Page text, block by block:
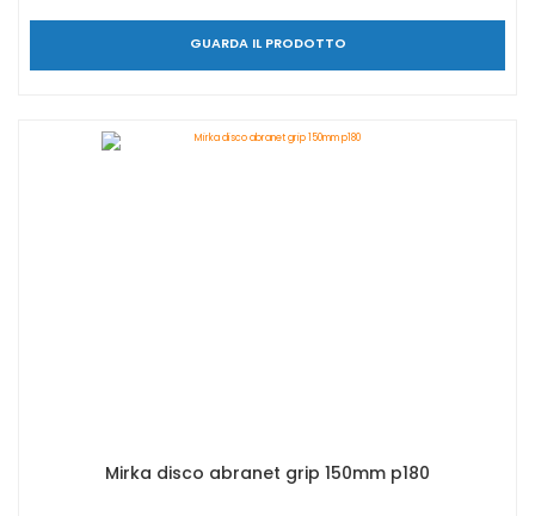
GUARDA IL PRODOTTO
Mirka disco abranet grip 150mm p180